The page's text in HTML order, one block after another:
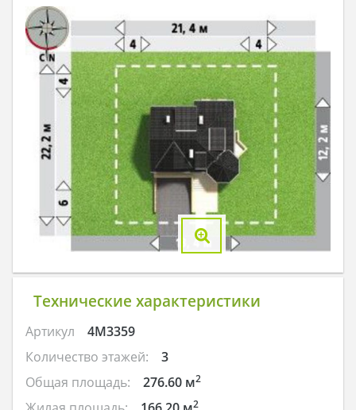
Технические характеристики
Артикул
4M3359
Количество этажей:
3
Общая площадь:
276.60 м2
2